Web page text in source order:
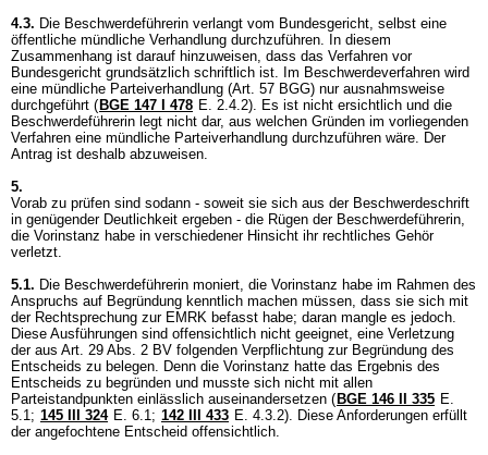
4.3. Die Beschwerdeführerin verlangt vom Bundesgericht, selbst eine
öffentliche mündliche Verhandlung durchzuführen. In diesem
Zusammenhang ist darauf hinzuweisen, dass das Verfahren vor
Bundesgericht grundsätzlich schriftlich ist. Im Beschwerdeverfahren wird
eine mündliche Parteiverhandlung (Art. 57 BGG) nur ausnahmsweise
durchgeführt ( BGE 147 I 478 E. 2.4.2). Es ist nicht ersichtlich und die
Beschwerdeführerin legt nicht dar, aus welchen Gründen im vorliegenden
Verfahren eine mündliche Parteiverhandlung durchzuführen wäre. Der
Antrag ist deshalb abzuweisen.
5.
Vorab zu prüfen sind sodann - soweit sie sich aus der Beschwerdeschrift
in genügender Deutlichkeit ergeben - die Rügen der Beschwerdeführerin,
die Vorinstanz habe in verschiedener Hinsicht ihr rechtliches Gehör
verletzt.
5.1. Die Beschwerdeführerin moniert, die Vorinstanz habe im Rahmen des
Anspruchs auf Begründung kenntlich machen müssen, dass sie sich mit
der Rechtsprechung zur EMRK befasst habe; daran mangle es jedoch.
Diese Ausführungen sind offensichtlich nicht geeignet, eine Verletzung
der aus Art. 29 Abs. 2 BV folgenden Verpflichtung zur Begründung des
Entscheids zu belegen. Denn die Vorinstanz hatte das Ergebnis des
Entscheids zu begründen und musste sich nicht mit allen
Parteistandpunkten einlässlich auseinandersetzen ( BGE 146 II 335 E.
5.1; 145 III 324 E. 6.1; 142 III 433 E. 4.3.2). Diese Anforderungen erfüllt
der angefochtene Entscheid offensichtlich.